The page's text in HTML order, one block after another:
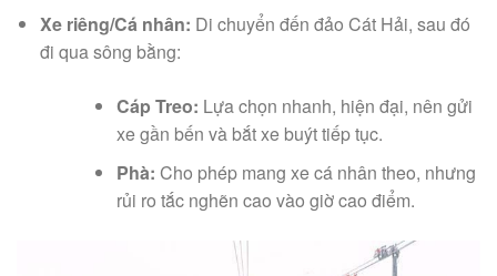
Xe riêng/Cá nhân: Di chuyển đến đảo Cát Hải, sau đó
đi qua sông bằng:
Cáp Treo: Lựa chọn nhanh, hiện đại, nên gửi
xe gần bến và bắt xe buýt tiếp tục.
Phà: Cho phép mang xe cá nhân theo, nhưng
rủi ro tắc nghẽn cao vào giờ cao điểm.